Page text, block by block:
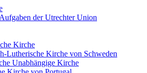
der Utrechter Union
Kirche
Lutherische Kirche von Schweden
Unabhängige Kirche